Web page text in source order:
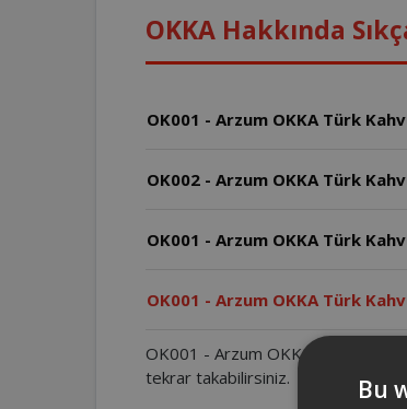
OKKA Hakkında
OK001 - Arzum OKKA Türk
OK002 - Arzum OKKA Türk
OK001 - Arzum OKKA Türk
OK001 - Arzum OKKA Türk
OK001 - Arzum OKKA Türk Kahve
tekrar takabilirsiniz.
Bu